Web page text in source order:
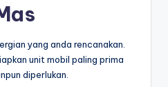
yang anda rencanakan.
unit mobil paling prima
diperlukan.